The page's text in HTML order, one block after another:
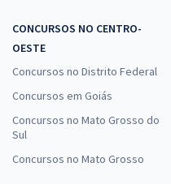
CONCURSOS NO CENTRO-
OESTE
Concursos no Distrito Federal
Concursos em Goiás
Concursos no Mato Grosso do
Sul
Concursos no Mato Grosso